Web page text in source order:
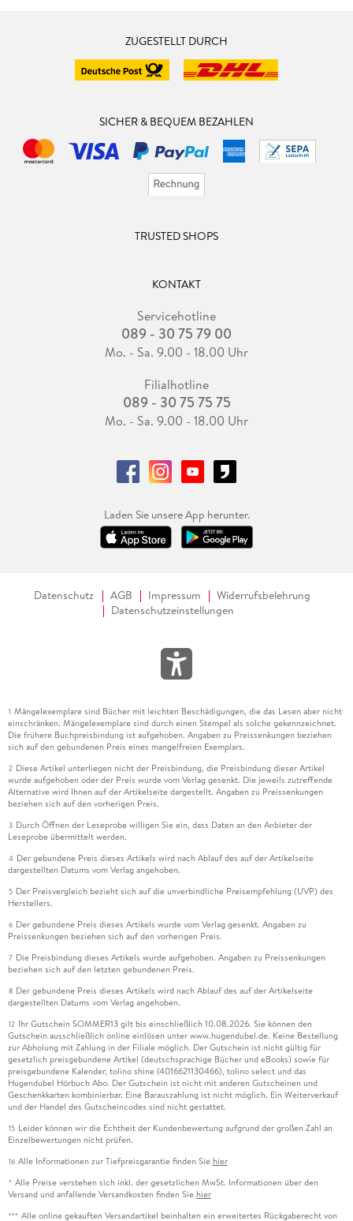
ZUGESTELLT DURCH
SICHER & BEQUEM BEZAHLEN
TRUSTED SHOPS
KONTAKT
Servicehotline
089 - 30 75 79 00
Mo. - Sa. 9.00 - 18.00 Uhr
Filialhotline
089 - 30 75 75 75
Mo. - Sa. 9.00 - 18.00 Uhr
Laden Sie unsere App herunter.
Datenschutz AGB Impressum
Widerrufsbelehrung
Datenschutzeinstellungen
1 Mängelexemplare sind Bücher mit leichten Beschädigungen, die das Lesen aber nicht
einschränken. Mängelexemplare sind durch einen Stempel als solche gekennzeichnet.
Die frühere Buchpreisbindung ist aufgehoben. Angaben zu Preissenkungen beziehen
sich auf den gebundenen Preis eines mangelfreien Exemplars.
2 Diese Artikel unterliegen nicht der Preisbindung, die Preisbindung dieser Artikel
wurde aufgehoben oder der Preis wurde vom Verlag gesenkt. Die jeweils zutreffende
Alternative wird Ihnen auf der Artikelseite dargestellt. Angaben zu Preissenkungen
beziehen sich auf den vorherigen Preis.
3 Durch Öffnen der Leseprobe willigen Sie ein, dass Daten an den Anbieter der
Leseprobe übermittelt werden.
4 Der gebundene Preis dieses Artikels wird nach Ablauf des auf der Artikelseite
dargestellten Datums vom Verlag angehoben.
5 Der Preisvergleich bezieht sich auf die unverbindliche Preisempfehlung (UVP) des
Herstellers.
6 Der gebundene Preis dieses Artikels wurde vom Verlag gesenkt. Angaben zu
Preissenkungen beziehen sich auf den vorherigen Preis.
7 Die Preisbindung dieses Artikels wurde aufgehoben. Angaben zu Preissenkungen
beziehen sich auf den letzten gebundenen Preis.
8 Der gebundene Preis dieses Artikels wird nach Ablauf des auf der Artikelseite
dargestellten Datums vom Verlag angehoben.
12 Ihr Gutschein SOMMER13 gilt bis einschließlich 10.08.2026. Sie können den
Gutschein ausschließlich online einlösen unter www.hugendubel.de. Keine Bestellung
zur Abholung mit Zahlung in der Filiale möglich. Der Gutschein ist nicht gültig für
gesetzlich preisgebundene Artikel (deutschsprachige Bücher und eBooks) sowie für
preisgebundene Kalender, tolino shine (4016621130466), tolino select und das
Hugendubel Hörbuch Abo. Der Gutschein ist nicht mit anderen Gutscheinen und
Geschenkkarten kombinierbar. Eine Barauszahlung ist nicht möglich. Ein Weiterverkauf
und der Handel des Gutscheincodes sind nicht gestattet.
15 Leider können wir die Echtheit der Kundenbewertung aufgrund der großen Zahl an
Einzelbewertungen nicht prüfen.
16 Alle Informationen zur Tiefpreisgarantie finden Sie hier
* Alle Preise verstehen sich inkl. der gesetzlichen MwSt. Informationen über den
Versand und anfallende Versandkosten finden Sie hier
*** Alle online gekauften Versandartikel beinhalten ein erweitertes Rückgaberecht von